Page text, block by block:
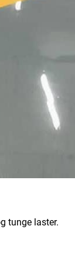
tunge laster.